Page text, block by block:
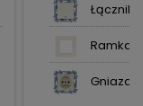
Łącznik
Ramka